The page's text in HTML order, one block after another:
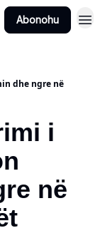
Abonohu
dhe ngre në
i
në